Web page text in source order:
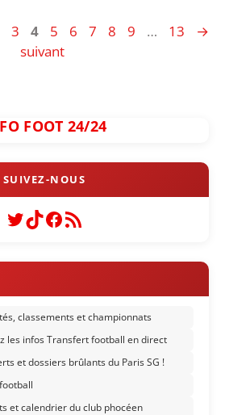
Page
3 Page
4 Page
5 Page
6 Page
7 Page
8 Page
9 … Page
13
→
suivant
FOOT 24/24
Twitter
TikTok
Facebook
Flux RSS
classements et championnats
les infos Transfert football en direct
et dossiers brûlants du Paris SG !
et calendrier du club phocéen